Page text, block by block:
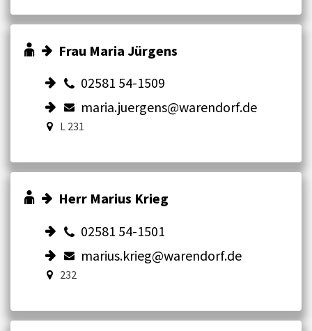
Frau Maria Jürgens
02581 54-1509
maria.juergens@warendorf.de
L 231
Herr Marius Krieg
02581 54-1501
marius.krieg@warendorf.de
232